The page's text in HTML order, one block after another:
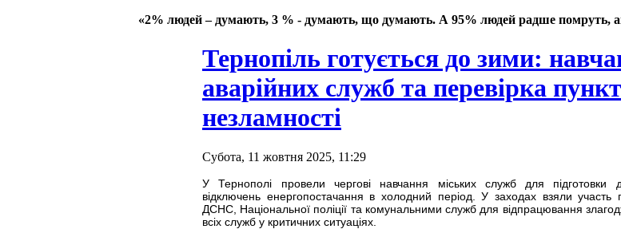
«2% людей – думають, 3 % - думають, що думають. А 95% людей радше помруть,
Тернопіль готується до зими:
аварійних служб та перевірка
незламності
Субота, 11 жовтня 2025, 11:29
У Тернополі провели чергові навчання міських служб для підготовки
відключень енергопостачання в холодний період. У заходах взяли участь
ДСНС, Національної поліції та комунальними служб для відпрацювання
всіх служб у критичних ситуаціях.